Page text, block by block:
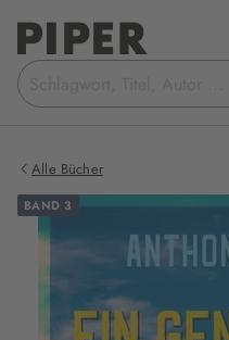
Suchbegriff
eingeben
Alle Bücher
BAND 3